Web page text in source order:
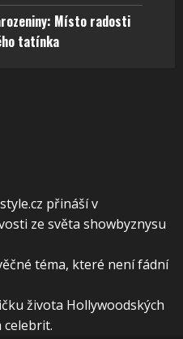
Místo radosti
tatínka
přináší v
ze světa showbyznysu
téma, které není fádní
života Hollywoodských
celebrit.